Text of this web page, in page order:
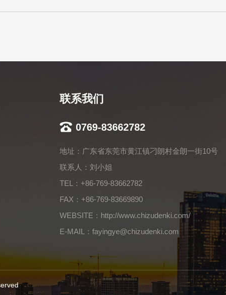
联系我们
0769-83662782
地址：广东省东莞市黄江镇刁朗村金朗一街10号
联系人：刘小姐
TEL：+86-769-83662782
FAX：+86-769-83669890
WEBSITE：http://www.chizudenki.com/
E-MAIL：fayingye@chizudenki.com